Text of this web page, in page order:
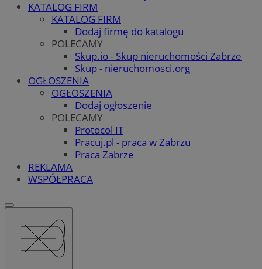
KATALOG FIRM
KATALOG FIRM
Dodaj firmę do katalogu
POLECAMY
Skup.io - Skup nieruchomości Zabrze
Skup - nieruchomosci.org
OGŁOSZENIA
OGŁOSZENIA
Dodaj ogłoszenie
POLECAMY
Protocol IT
Pracuj.pl - praca w Zabrzu
Praca Zabrze
REKLAMA
WSPÓŁPRACA